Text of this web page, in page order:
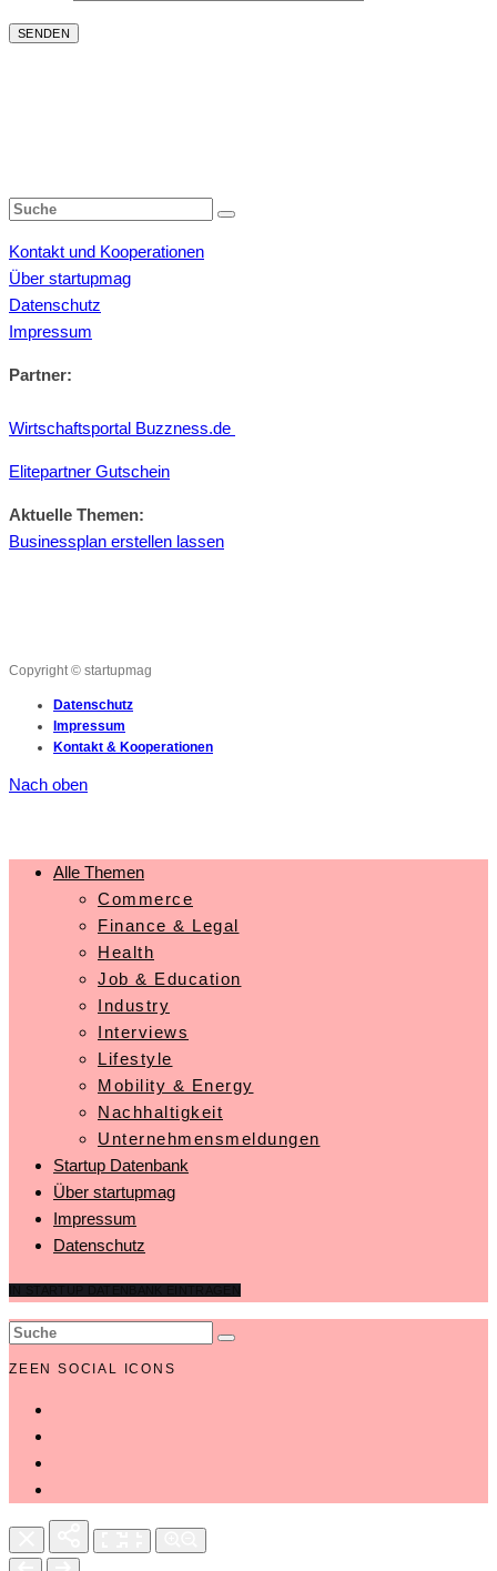
Kontakt und Kooperationen
Über startupmag
Datenschutz
Impressum
Partner:
Wirtschaftsportal Buzzness.de
Elitepartner Gutschein
Aktuelle Themen:
Businessplan erstellen lassen
Copyright © startupmag
Datenschutz
Impressum
Kontakt & Kooperationen
Nach oben
Alle Themen
Commerce
Finance & Legal
Health
Job & Education
Industry
Interviews
Lifestyle
Mobility & Energy
Nachhaltigkeit
Unternehmensmeldungen
Startup Datenbank
Über startupmag
Impressum
Datenschutz
ZEEN SOCIAL ICONS